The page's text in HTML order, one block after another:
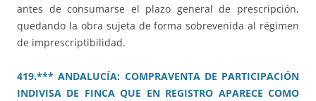
antes de consumarse el plazo general de prescripción,
quedando la obra sujeta de forma sobrevenida al régimen
de imprescriptibilidad.
419.*** ANDALUCÍA: COMPRAVENTA DE PARTICIPACIÓN
INDIVISA DE FINCA QUE EN REGISTRO APARECE COMO